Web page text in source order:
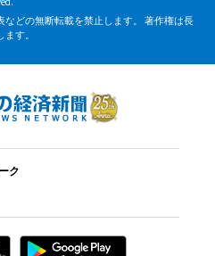
どの無断転載を禁止します。 著作権は長
す。
ク